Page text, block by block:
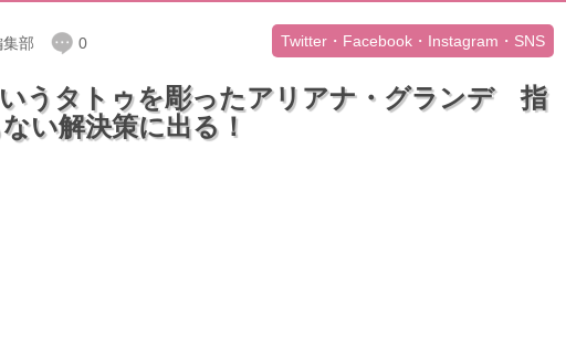
集部 0 Twitter・Facebook・Instagram・SNS
うタトゥを彫ったアリアナ・グランデ 指
い解決策に出る！